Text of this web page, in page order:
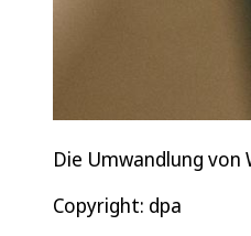
Die Umwandlung
Copyright: dpa